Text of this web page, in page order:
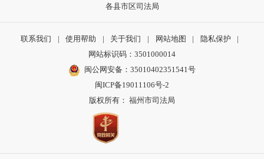
各县市区司法局
联系我们 | 使用帮助 | 关于我们 | 网站地图 | 隐私保护
|
网站标识码：3501000014
闽公网安备：35010402351541号
闽ICP备19011106号-2
版权所有： 福州市司法局